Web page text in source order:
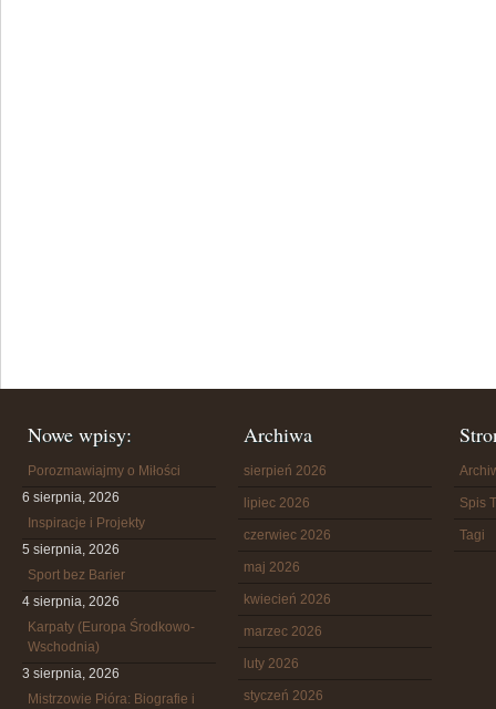
Nowe wpisy:
Porozmawiajmy o Miłości
6 sierpnia, 2026
Inspiracje i Projekty
5 sierpnia, 2026
Sport bez Barier
4 sierpnia, 2026
Karpaty (Europa Środkowo-
Wschodnia)
3 sierpnia, 2026
Mistrzowie Pióra: Biografie i
Archiwa
sierpień 2026
lipiec 2026
czerwiec 2026
maj 2026
kwiecień 2026
marzec 2026
luty 2026
styczeń 2026
Spis
Tagi